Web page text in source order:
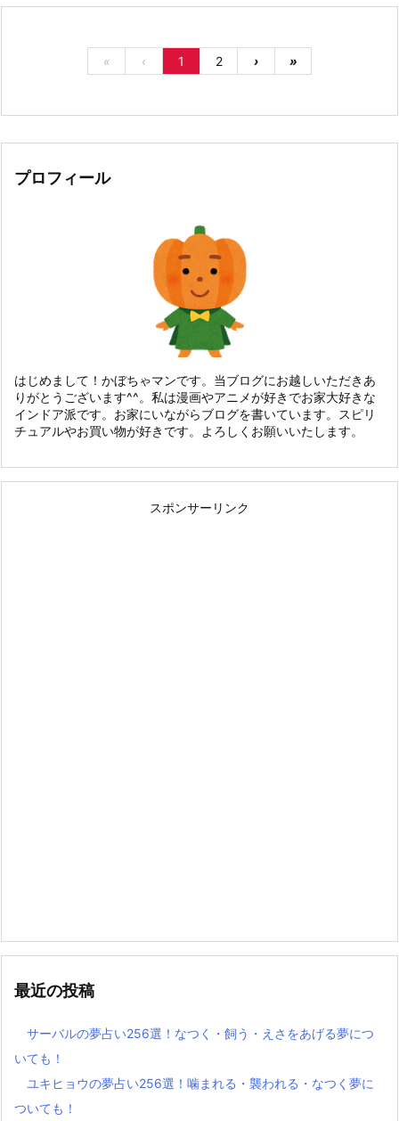
« ‹ 1 2 › »
プロフィール
はじめまして！かぼちゃマンです。当ブログにお越しいただきあ
りがとうございます^^。私は漫画やアニメが好きでお家大好きな
インドア派です。お家にいながらブログを書いています。スピリ
チュアルやお買い物が好きです。よろしくお願いいたします。
スポンサーリンク
最近の投稿
サーバルの夢占い256選！なつく・飼う・えさをあげる夢につ
いても！
ユキヒョウの夢占い256選！噛まれる・襲われる・なつく夢に
ついても！